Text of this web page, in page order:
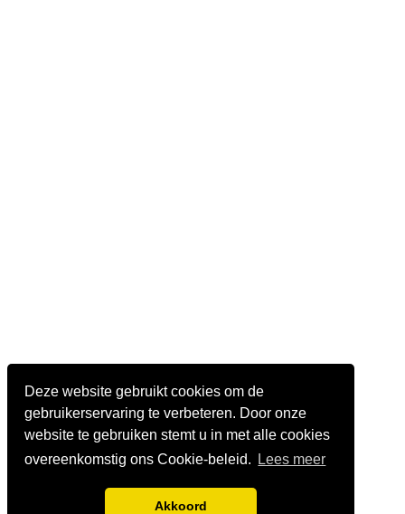
Deze website gebruikt cookies om de
gebruikerservaring te verbeteren. Door onze
website te gebruiken stemt u in met alle cookies
overeenkomstig ons Cookie-beleid.
Lees meer
Akkoord